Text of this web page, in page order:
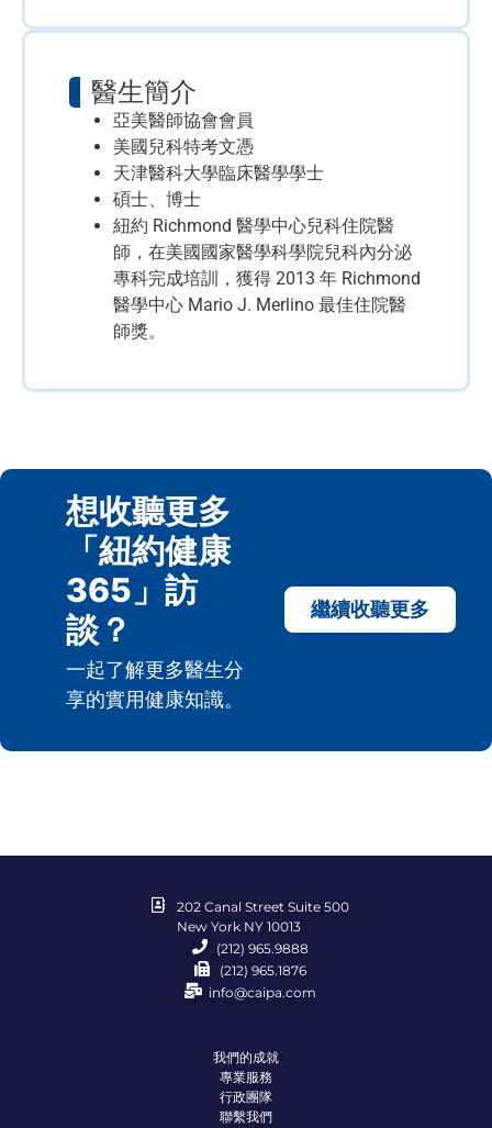
醫生簡介
亞美醫師協會會員
美國兒科特考文憑
天津醫科大學臨床醫學學士
碩士、博士
紐約 Richmond 醫學中心兒科住院醫
師，在美國國家醫學科學院兒科內分泌
專科完成培訓，獲得 2013 年 Richmond
醫學中心 Mario J. Merlino 最佳住院醫
師獎。
想收聽更多
「紐約健康
365」訪
談？
一起了解更多醫生分
享的實用健康知識。
繼續收聽更多
202 Canal Street Suite 500
New York NY 10013
(212) 965.9888
(212) 965.1876
info@caipa.com
我們的成就
專業服務
行政團隊
聯繫我們